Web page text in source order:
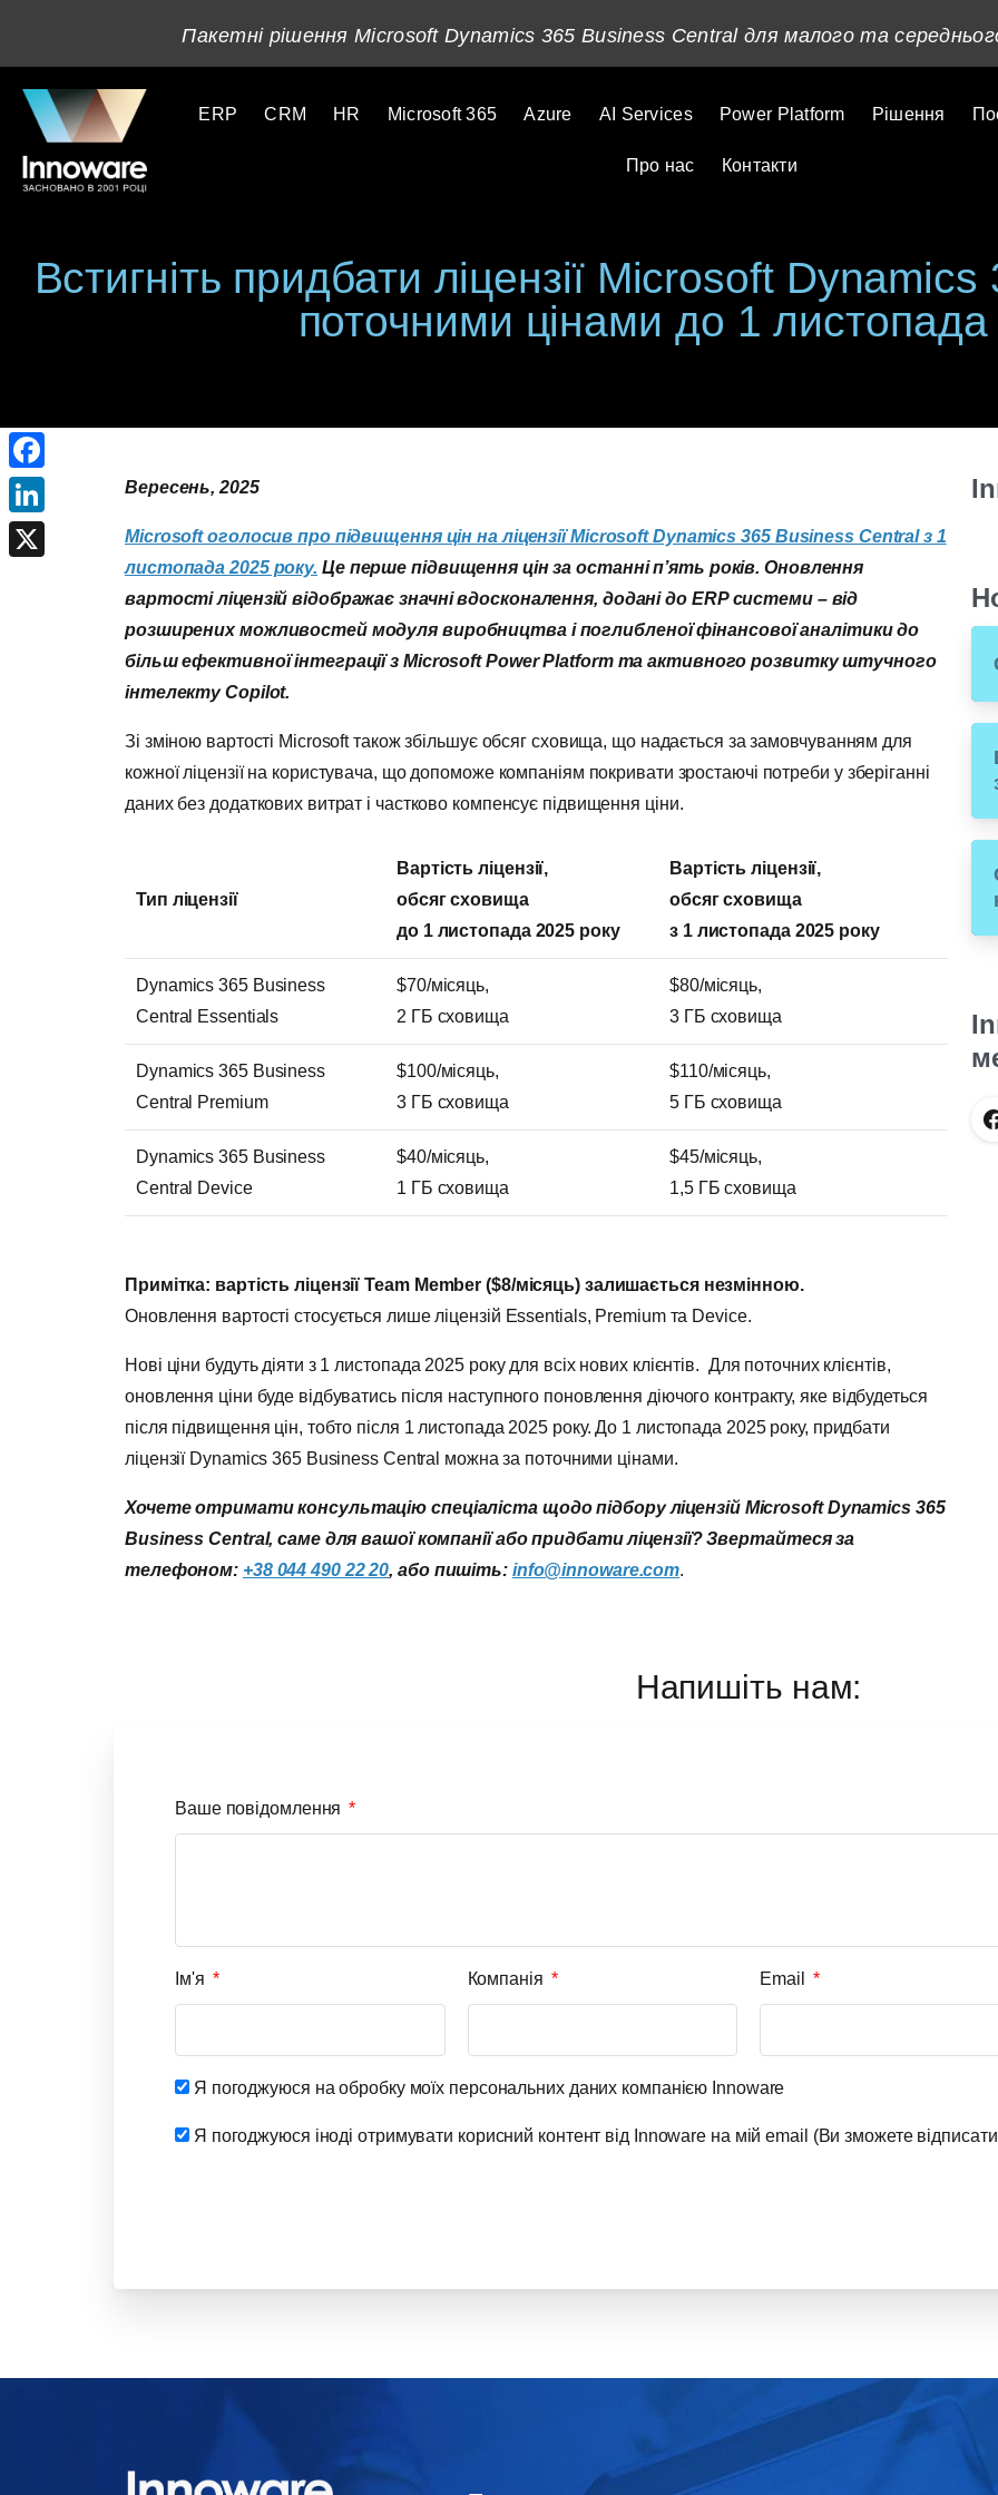
ERP CRM HR Microsoft 365 Azure AI Services Power Platform Рішення
Про нас Контакти
Встигніть придбати ліцензії Microsoft
поточними цінами до 1
Вересень, 2025
Microsoft оголосив про підвищення цін на ліцензії Microsoft Dynamics 365 Business Central з 1
листопада 2025 року. Це перше підвищення цін за останні п’ять років. Оновлення
вартості ліцензій відображає значні вдосконалення, додані до ERP системи – від
розширених можливостей модуля виробництва і поглибленої фінансової аналітики до
більш ефективної інтеграції з MicrosoftPowerPlatform та активного розвитку штучного
інтелектуCopilot.
Зі зміною вартості Microsoft також збільшує обсяг сховища, що надається за замовчуванням для
кожної ліцензії на користувача, що допоможе компаніям покривати зростаючі потреби у зберіганні
даних без додаткових витрат і частково компенсує підвищення ціни.
Тип ліцензії
Вартість ліцензії,
обсяг сховища
до 1 листопада2025 року
Вартість ліцензії,
обсяг сховища
з 1 листопада2025 року
Dynamics 365 Business
Central Essentials
$70/місяць,
2 ГБ сховища
$80/місяць,
3 ГБ сховища
Dynamics 365 Business
Central Premium
$100/місяць,
3 ГБ сховища
$110/місяць,
5 ГБ сховища
Dynamics 365 Business
Central Device
$40/місяць,
1 ГБ сховища
$45/місяць,
1,5 ГБ сховища
Примітка: вартість ліцензіїTeam Member ($8/місяць) залишається незмінною.
Оновлення вартості стосується лише ліцензій Essentials, Premium та Device.
Нові ціни будуть діяти з 1 листопада 2025 року для всіх нових клієнтів. Для поточних клієнтів,
оновлення ціни буде відбуватись після наступного поновлення діючого контракту, яке відбудеться
після підвищення цін, тобто після 1 листопада 2025 року. До 1 листопада 2025 року, придбати
ліцензії Dynamics 365 Business Central можна за поточними цінами.
Хочете отримати консультацію спеціаліста щодо підбору ліцензій Microsoft Dynamics 365
Business Central, саме для вашої компанії або придбати ліцензії? Звертайтеся за
телефоном: +38 044 490 22 20, або пишіть: info@innoware.com.
Напишіть нам:
Ваше повідомлення
Ім'я Компанія Email
Я погоджуюся на обробку моїх персональних даних компанією Innoware
Я погоджуюся іноді отримувати корисний контент від Innoware на мій email (Ви зможете
Пакетні рішення Microsoft Dynamics 365 Business Central для малого та
Facebook
LinkedIn